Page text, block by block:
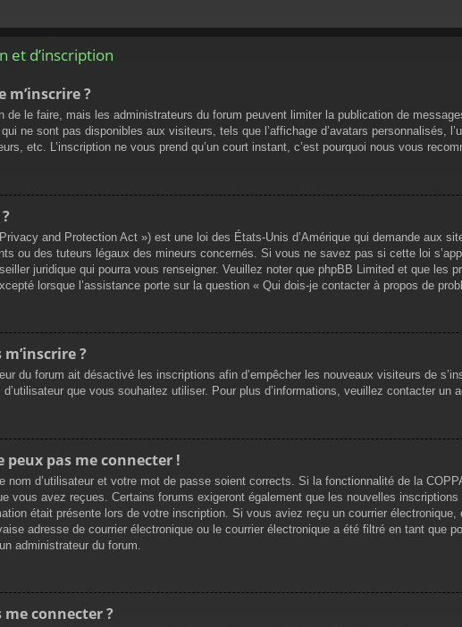
et d’inscription
m’inscrire ?
de le faire, mais les administrateurs du forum peuvent limiter la publication de
ne sont pas disponibles aux visiteurs, tels que l’affichage d’avatars personnalisés,
etc. L’inscription ne vous prend qu’un court instant, c’est pourquoi nous vous
Privacy and Protection Act ») est une loi des États-Unis d’Amérique qui demande
ou des tuteurs légaux des mineurs concernés. Si vous ne savez pas si cette loi
juridique qui pourra vous renseigner. Veuillez noter que phpBB Limited et que les
lorsque l’assistance porte sur la question « Qui dois-je contacter à propos de
?
du forum ait désactivé les inscriptions afin d’empêcher les nouveaux visiteurs de
d’utilisateur que vous souhaitez utiliser. Pour plus d’informations, veuillez contacter un
peux pas me connecter !
nom d’utilisateur et votre mot de passe soient corrects. Si la fonctionnalité de la
vous avez reçues. Certains forums exigeront également que les nouvelles
était présente lors de votre inscription. Si vous aviez reçu un courrier
adresse de courrier électronique ou le courrier électronique a été filtré en tant que
administrateur du forum.
connecter ?